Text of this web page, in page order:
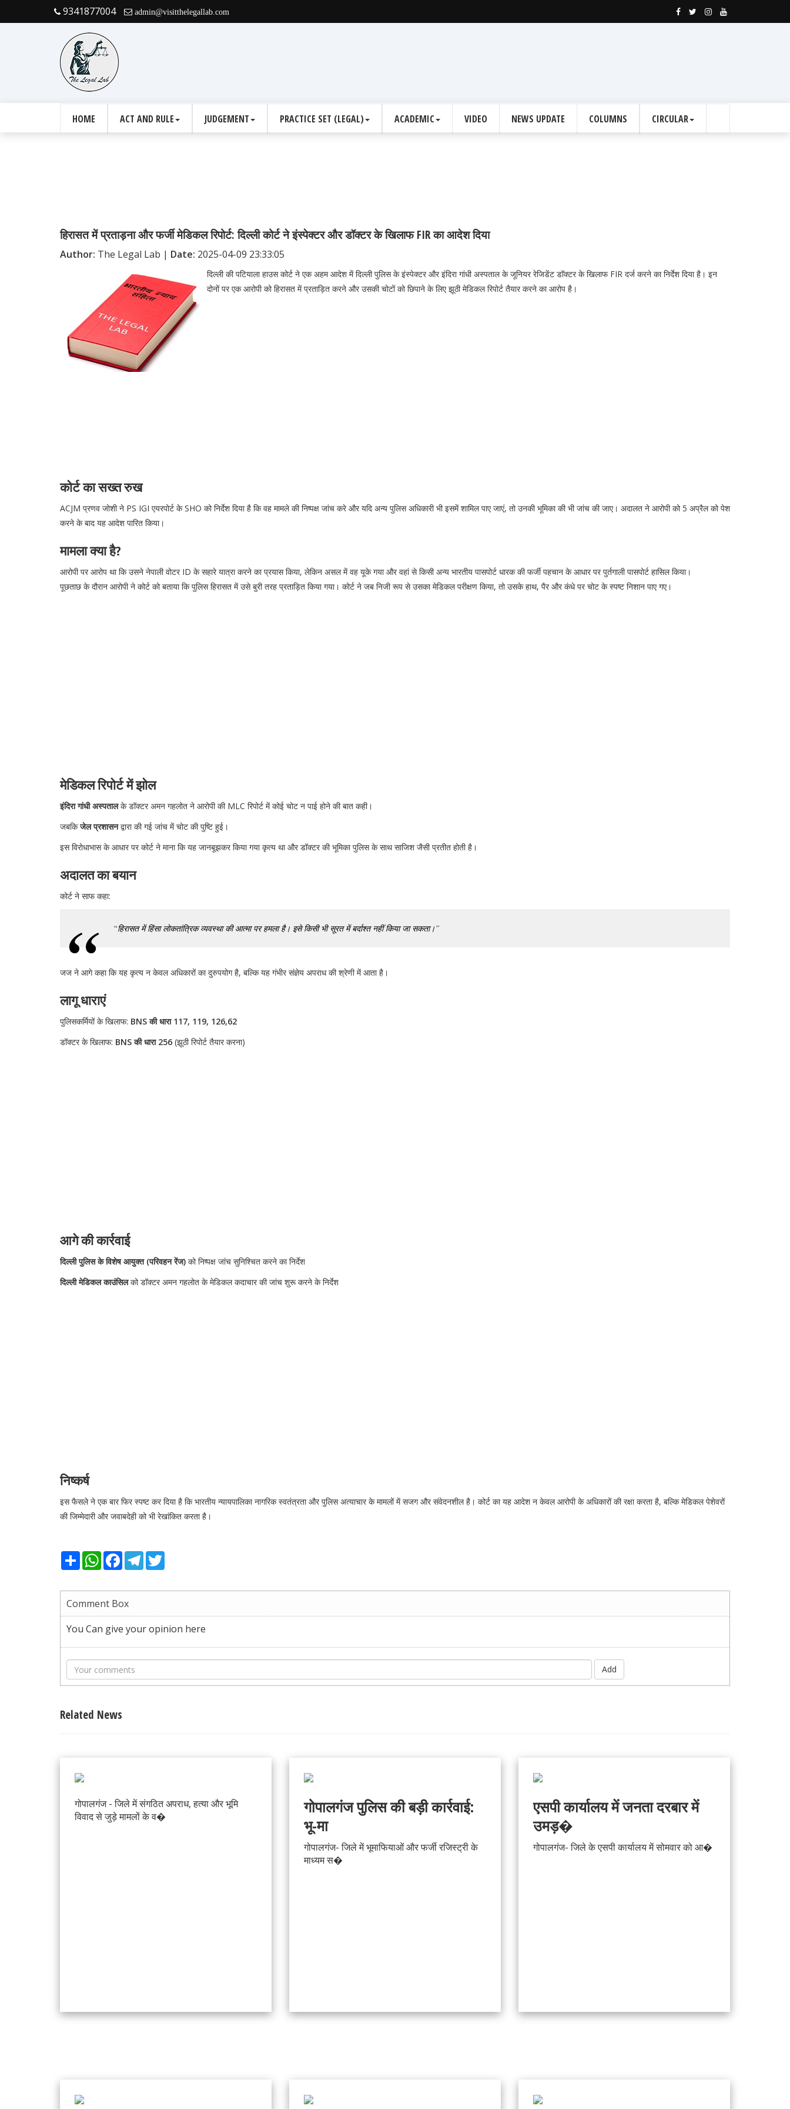
9341877004 admin@visitthelegallab.com
HOME ACT AND RULE JUDGEMENT PRACTICE SET (LEGAL) ACADEMIC VIDEO NEWS UPDATE COLUMNS CIRCULAR
हिरासत में प्रताड़ना और फर्जी मेडिकल रिपोर्ट: दिल्ली कोर्ट ने इंस्पेक्टर और डॉक्टर के खिलाफ FIR का आदेश दिया
Author: The Legal Lab | Date: 2025-04-09 23:33:05
दिल्ली की पटियाला हाउस कोर्ट ने एक अहम आदेश में दिल्ली पुलिस के इंस्पेक्टर और इंदिरा गांधी अस्पताल के जूनियर रेजिडेंट डॉक्टर के खिलाफ FIR दर्ज करने का निर्देश दिया है। इन
दोनों पर एक आरोपी को हिरासत में प्रताड़ित करने और उसकी चोटों को छिपाने के लिए झूठी मेडिकल रिपोर्ट तैयार करने का आरोप है।
कोर्ट का सख्त रुख
ACJM प्रणव जोशी ने PS IGI एयरपोर्ट के SHO को निर्देश दिया है कि वह मामले की निष्पक्ष जांच करे और यदि अन्य पुलिस अधिकारी भी इसमें शामिल पाए जाएं, तो उनकी भूमिका की भी जांच की जाए। अदालत ने आरोपी को 5 अप्रैल को पेश
करने के बाद यह आदेश पारित किया।
मामला क्या है?
आरोपी पर आरोप था कि उसने नेपाली वोटर ID के सहारे यात्रा करने का प्रयास किया, लेकिन असल में वह यूके गया और वहां से किसी अन्य भारतीय पासपोर्ट धारक की फर्जी पहचान के आधार पर पुर्तगाली पासपोर्ट हासिल किया।
पूछताछ के दौरान आरोपी ने कोर्ट को बताया कि पुलिस हिरासत में उसे बुरी तरह प्रताड़ित किया गया। कोर्ट ने जब निजी रूप से उसका मेडिकल परीक्षण किया, तो उसके हाथ, पैर और कंधे पर चोट के स्पष्ट निशान पाए गए।
मेडिकल रिपोर्ट में झोल
इंदिरा गांधी अस्पतालके डॉक्टर अमन गहलोत ने आरोपी की MLC रिपोर्ट में कोई चोट न पाई होने की बात कही।
जबकिजेल प्रशासनद्वारा की गई जांच में चोट की पुष्टि हुई।
इस विरोधाभास के आधार पर कोर्ट ने माना कि यह जानबूझकर किया गया कृत्य था और डॉक्टर की भूमिका पुलिस के साथ साजिश जैसी प्रतीत होती है।
अदालत का बयान
कोर्ट ने साफ कहा:
“हिरासत में हिंसा लोकतांत्रिक व्यवस्था की आत्मा पर हमला है। इसे किसी भी सूरत में बर्दाश्त नहीं किया जा सकता।”
जज ने आगे कहा कि यह कृत्य न केवल अधिकारों का दुरुपयोग है, बल्कि यह गंभीर संज्ञेय अपराध की श्रेणी में आता है।
लागू धाराएं
पुलिसकर्मियों के खिलाफ: BNS की धारा 117, 119, 126,62
डॉक्टर के खिलाफ: BNS की धारा 256 (झूठी रिपोर्ट तैयार करना)
आगे की कार्रवाई
दिल्ली पुलिस के विशेष आयुक्त (परिवहन रेंज) को निष्पक्ष जांच सुनिश्चित करने का निर्देश
दिल्ली मेडिकल काउंसिलको डॉक्टर अमन गहलोत के मेडिकल कदाचार की जांच शुरू करने के निर्देश
निष्कर्ष
इस फैसले ने एक बार फिर स्पष्ट कर दिया है कि भारतीय न्यायपालिका नागरिक स्वतंत्रता और पुलिस अत्याचार के मामलों में सजग और संवेदनशील है। कोर्ट का यह आदेश न केवल आरोपी के अधिकारों की रक्षा करता है, बल्कि मेडिकल पेशेवरों
की जिम्मेदारी और जवाबदेही को भी रेखांकित करता है।
ShareWhatsApp
Facebook
Telegram
Comment Box
You Can give your opinion here
Add
Related News
गोपालगंज - जिले में संगठित अपराध, हत्या और भूमि
विवाद से जुड़े मामलों के व�
गोपालगंज पुलिस की बड़ी कार्रवाई:
भू-मा
गोपालगंज- जिले में भूमाफियाओं और फर्जी रजिस्ट्री के
माध्यम स�
एसपी कार्यालय में जनता दरबार में
उमड़�
गोपालगंज- जिले के एसपी कार्यालय में सोमवार को आ�